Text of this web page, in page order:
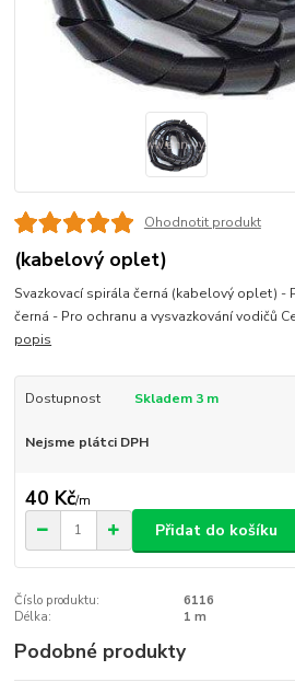
Ohodnotit produkt
(kabelový oplet)
Svazkovací spirála černá (kabelový oplet) -
černá - Pro ochranu a vysvazkování vodičů
popis
Dostupnost Skladem 3 m
Nejsme plátci DPH
40 Kč/m
Přidat do košíku
Číslo produktu:
6116
Délka:
1 m
Podobné produkty